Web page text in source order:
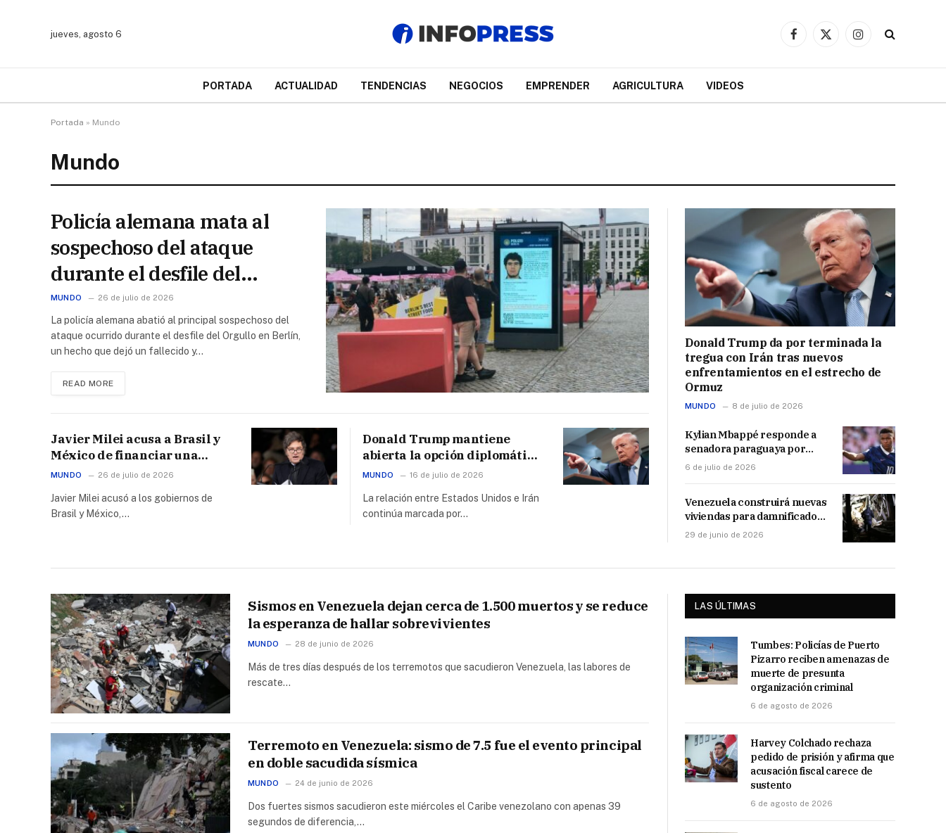
jueves, agosto 6
Facebook
X
Instagram
PORTADA ACTUALIDAD TENDENCIAS NEGOCIOS EMPRENDER AGRICULTURA VIDEOS
Portada » Mundo
Mundo
Policía alemana mata al
sospechoso del ataque
durante el desfile del
Orgullo en Berlín
MUNDO 26 de julio de 2026
La policía alemana abatió al principal sospechoso del
ataque ocurrido durante el desfile del Orgullo en Berlín,
un hecho que dejó un fallecido y…
READ MORE
Javier Milei acusa a Brasil y
México de financiar una
campaña contra Argentina
MUNDO 26 de julio de 2026
Javier Milei acusó a los gobiernos de
Brasil y México,…
Donald Trump mantiene
abierta la opción diplomática
con Irán, confirma la Casa
MUNDO 16 de julio de 2026
La relación entre Estados Unidos e Irán
continúa marcada por…
Donald Trump da por terminada la
tregua con Irán tras nuevos
enfrentamientos en el estrecho de
Ormuz
MUNDO 8 de julio de 2026
Kylian Mbappé responde a
senadora paraguaya por
comentarios racistas en
6 de julio de 2026
Venezuela construirá nuevas
viviendas para damnificados
por los terremotos antes de
29 de junio de 2026
Sismos en Venezuela dejan cerca de 1.500 muertos y se reduce
la esperanza de hallar sobrevivientes
MUNDO 28 de junio de 2026
Más de tres días después de los terremotos que sacudieron Venezuela, las labores de
rescate…
Terremoto en Venezuela: sismo de 7.5 fue el evento principal
en doble sacudida sísmica
MUNDO 24 de junio de 2026
Dos fuertes sismos sacudieron este miércoles el Caribe venezolano con apenas 39
segundos de diferencia,…
LAS ÚLTIMAS
Tumbes: Policías de Puerto
Pizarro reciben amenazas de
muerte de presunta
organización criminal
6 de agosto de 2026
Harvey Colchado rechaza
pedido de prisión y afirma que
acusación fiscal carece de
sustento
6 de agosto de 2026